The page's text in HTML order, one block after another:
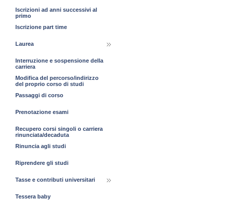
Iscrizioni ad anni successivi al
primo
Iscrizione part time
Laurea
Interruzione e sospensione della
carriera
Modifica del percorso/indirizzo
del proprio corso di studi
Passaggi di corso
Prenotazione esami
Recupero corsi singoli o carriera
rinunciata/decaduta
Rinuncia agli studi
Riprendere gli studi
Tasse e contributi universitari
Tessera baby